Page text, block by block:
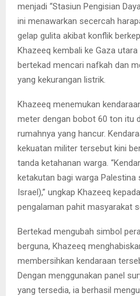
menjadi “Stasiun Pengisian
ini menawarkan secercah
gelap gulita akibat konflik
Khazeeq kembali ke Gaza
bertekad mencari nafkah dan
yang kekurangan listrik.
Khazeeq menemukan
meter dengan bobot 60 ton itu
rumahnya yang hancur.
kekuatan militer tersebut kini
tanda ketahanan warga.
ketakutan bagi warga
Israel),” ungkap Khazeeq
pengalaman pahit masyarakat
Bertekad mengubah simbol
berguna, Khazeeq
membersihkan kendaraan
Dengan menggunakan panel
yang tersedia, ia berhasil